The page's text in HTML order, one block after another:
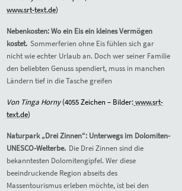
www.srt-text.de)
Nebenkosten: Wo ein Eis ein kleines Vermögen
kostet. Sommerferien ohne Eis fühlen sich gar
nicht wie echter Urlaub an. Doch wer seiner Familie
den beliebten Genuss spendiert, muss in manchen
Ländern tief in die Tasche greifen
Von Tinga Horny (4055Zeichen – Bilder:www.srt-
text.de)
Naturpark „Drei Zinnen“: Unterwegs im Dolomiten-
UNESCO-Welterbe. Die Drei Zinnen sind die
bekanntesten Dolomitengipfel. Wer diese
beeindruckende Region abseits des
Massentourismus erleben möchte, ist bei den